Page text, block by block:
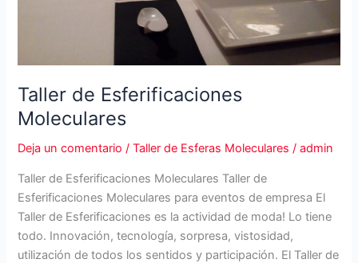
Taller de Esferificaciones
Moleculares
Deja un comentario /Taller de Esferas Moleculares /admin
Taller de Esferificaciones Moleculares Taller de
Esferificaciones Moleculares para eventos de empresa El
Taller de Esferificaciones es la actividad de moda! Lo tiene
todo. Innovación, tecnología, sorpresa, vistosidad,
utilización de todos los sentidos y participación. El Taller de